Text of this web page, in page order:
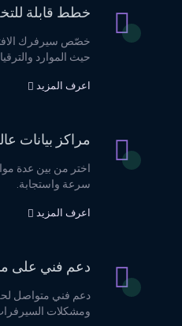
خطط قابلة
خصّص سيرفرك
حيث الموارد
اعرف المزيد
مراكز بيانات
اختر من بين عدة
سرعة واستجابة.
اعرف المزيد
دعم فني على
دعم فني متواصل
ومشكلات